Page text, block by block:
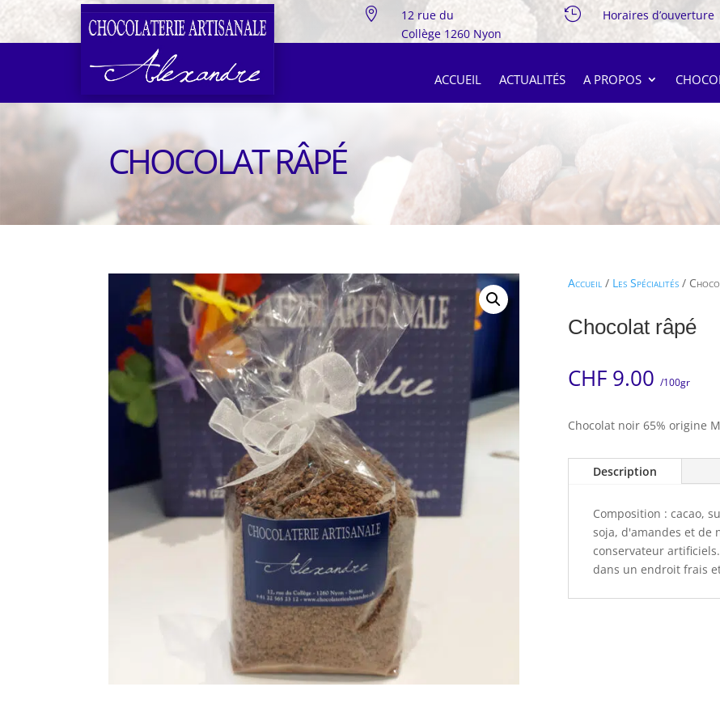

12 rue du
Collège 1260 Nyon
 Horaires d’ouverture
ACCUEIL ACTUALITÉS A PROPOS
CHOCOLAT RÂPÉ
Accueil/ Les Spécialités/
Chocolat râpé
CHF9.00 /100gr
Chocolat noir 65% origine
Description
Composition : cacao,
soja, d'amandes et de
conservateur
dans un endroit frais